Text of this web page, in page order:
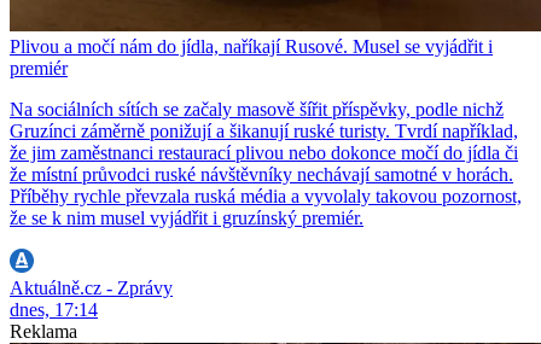
Plivou a močí nám do jídla, naříkají Rusové. Musel se vyjádřit i
premiér
Na sociálních sítích se začaly masově šířit příspěvky, podle nichž
Gruzínci záměrně ponižují a šikanují ruské turisty. Tvrdí například,
že jim zaměstnanci restaurací plivou nebo dokonce močí do jídla či
že místní průvodci ruské návštěvníky nechávají samotné v horách.
Příběhy rychle převzala ruská média a vyvolaly takovou pozornost,
že se k nim musel vyjádřit i gruzínský premiér.
Aktuálně.cz - Zprávy
dnes, 17:14
Reklama